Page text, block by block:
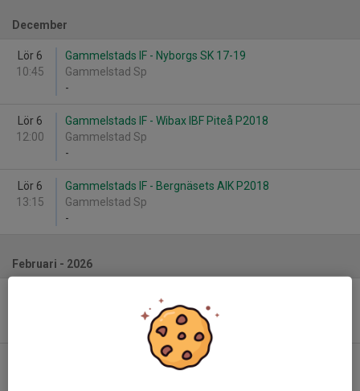
December
Lör 6
10:45
Gammelstads IF - Nyborgs SK 17-19
Gammelstad Sp
-
Lör 6
12:00
Gammelstads IF - Wibax IBF Piteå P2018
Gammelstad Sp
-
Lör 6
13:15
Gammelstads IF - Bergnäsets AIK P2018
Gammelstad Sp
-
Februari - 2026
Luleå Energi Arena B-hall
Nyborgs SK 17-19 - Gammelstads IF